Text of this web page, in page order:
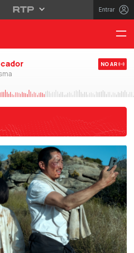
Entrar
NO AR